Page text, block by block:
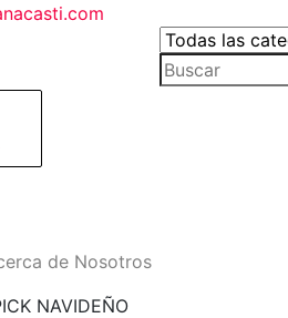
de Nosotros
NAVIDEÑO